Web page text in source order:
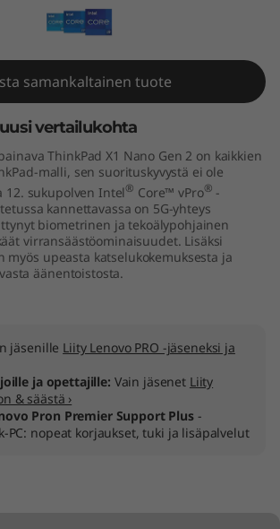
samankaltainen tuote
vertailukohta
ThinkPad X1 Nano Gen 2 on kaikkien
malli, sen suorituskyvystä ei ole
12. sukupolven Intel® Core™ vPro® -
kannettavassa on 5G-yhteys
biometrinen ja tekoälypohjainen
virransäästöominaisuudet. Lisäksi
myös upeasta katselukokemuksesta ja
äänentoistosta.
jäsenille Liity Lenovo PRO -jäseneksi ja
ja opettajille: Vain jäsenet Liity
& säästä ›
Pron Premier Support Plus-
PC: nopeat korjaukset, tuki ja lisäpalvelut